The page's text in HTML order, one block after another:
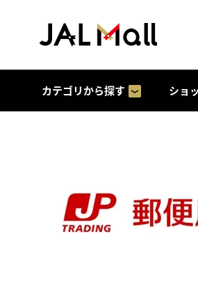
カテゴリから探す ショ